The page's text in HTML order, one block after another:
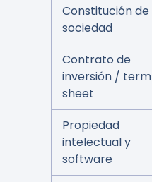
Constitución de
sociedad
Contrato de
inversión / term
sheet
Propiedad
intelectual y
software